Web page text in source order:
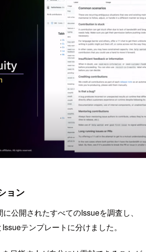
ョン
公開されたすべてのIssueを調査し、
テンプレートに分けました。